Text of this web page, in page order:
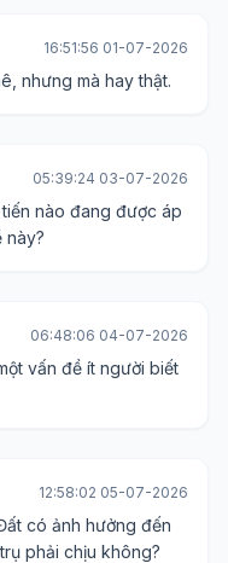
16:51:56 01-07-2026
nhưng mà hay thật.
05:39:24 03-07-2026
nào đang được áp
này?
06:48:06 04-07-2026
vấn đề ít người biết
12:58:02 05-07-2026
có ảnh hưởng đến
phải chịu không?